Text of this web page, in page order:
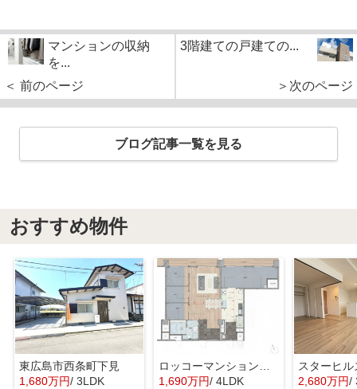
マンションの収納
を...
＜ 前のページ
3階建ての戸建ての...
＞次のページ
ブログ記事一覧を見る
おすすめ物件
東広島市西条町下見
1,680万円/ 3LDK
ロッコーマンション東観音
1,690万円/ 4LDK
スターヒル
2,680万円/